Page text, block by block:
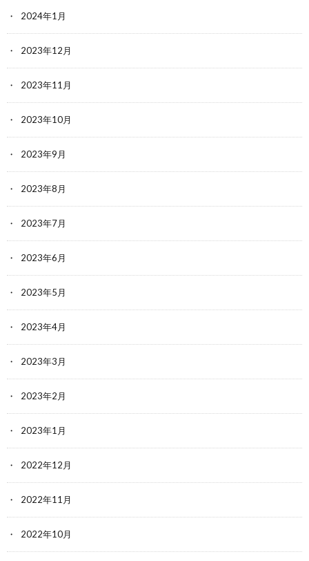
2024年1月
2023年12月
2023年11月
2023年10月
2023年9月
2023年8月
2023年7月
2023年6月
2023年5月
2023年4月
2023年3月
2023年2月
2023年1月
2022年12月
2022年11月
2022年10月